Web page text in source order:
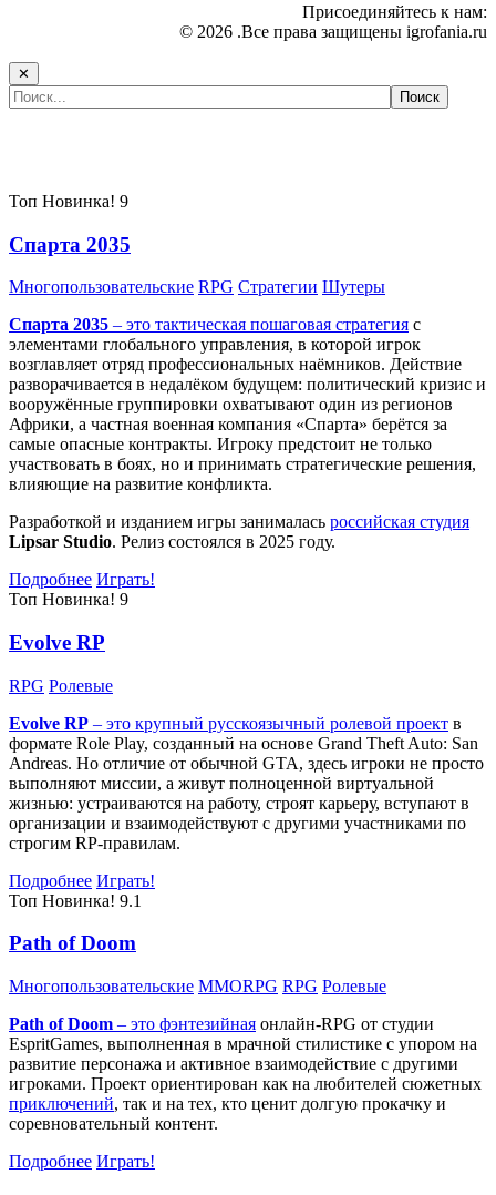
Присоединяйтесь к нам:
© 2026 .Все права защищены igrofania.ru
✕
Топ Новинка! 9
Спарта 2035
Многопользовательские RPG Стратегии Шутеры
Спарта 2035 – это тактическая пошаговая стратегия с
элементами глобального управления, в которой игрок
возглавляет отряд профессиональных наёмников. Действие
разворачивается в недалёком будущем: политический кризис и
вооружённые группировки охватывают один из регионов
Африки, а частная военная компания «Спарта» берётся за
самые опасные контракты. Игроку предстоит не только
участвовать в боях, но и принимать стратегические решения,
влияющие на развитие конфликта.
Разработкой и изданием игры занималась российская студия
Lipsar Studio. Релиз состоялся в 2025 году.
Подробнее Играть!
Топ Новинка! 9
Evolve RP
RPG Ролевые
Evolve RP – это крупный русскоязычный ролевой проект в
формате Role Play, созданный на основе Grand Theft Auto: San
Andreas. Но отличие от обычной GTA, здесь игроки не просто
выполняют миссии, а живут полноценной виртуальной
жизнью: устраиваются на работу, строят карьеру, вступают в
организации и взаимодействуют с другими участниками по
строгим RP-правилам.
Подробнее Играть!
Топ Новинка! 9.1
Path of Doom
Многопользовательские MMORPG RPG Ролевые
Path of Doom – это фэнтезийная онлайн-RPG от студии
EspritGames, выполненная в мрачной стилистике с упором на
развитие персонажа и активное взаимодействие с другими
игроками. Проект ориентирован как на любителей сюжетных
приключений, так и на тех, кто ценит долгую прокачку и
соревновательный контент.
Подробнее Играть!